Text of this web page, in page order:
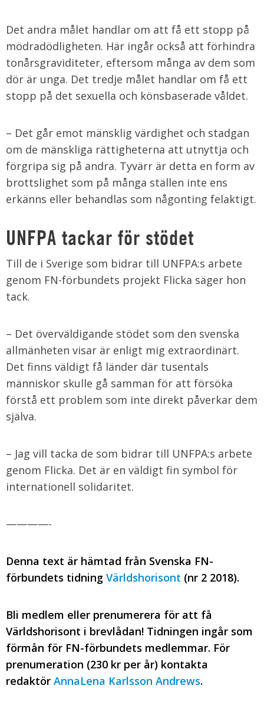
Det andra målet handlar om att få ett stopp på
mödradödligheten. Här ingår också att förhindra
tonårsgraviditeter, eftersom många av dem som
dör är unga. Det tredje målet handlar om få ett
stopp på det sexuella och könsbaserade våldet.
– Det går emot mänsklig värdighet och stadgan
om de mänskliga rättigheterna att utnyttja och
förgripa sig på andra. Tyvärr är detta en form av
brottslighet som på många ställen inte ens
erkänns eller behandlas som någonting felaktigt.
UNFPA tackar för stödet
Till de i Sverige som bidrar till UNFPA:s arbete
genom FN-förbundets projekt Flicka säger hon
tack.
– Det överväldigande stödet som den svenska
allmänheten visar är enligt mig extraordinärt.
Det finns väldigt få länder där tusentals
människor skulle gå samman för att försöka
förstå ett problem som inte direkt påverkar dem
själva.
– Jag vill tacka de som bidrar till UNFPA:s arbete
genom Flicka. Det är en väldigt fin symbol för
internationell solidaritet.
————-
Denna text är hämtad från Svenska FN-
förbundets tidning Världshorisont (nr 2 2018).
Bli medlem eller prenumerera för att få
Världshorisont i brevlådan! Tidningen ingår som
förmån för FN-förbundets medlemmar. För
prenumeration (230 kr per år) kontakta
redaktör AnnaLena Karlsson Andrews.